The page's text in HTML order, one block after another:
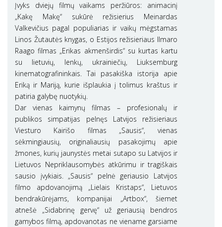
Įvyks dviejų filmų vaikams peržiūros: animacinį
„Kakę Makę“ sukūrė režisierius Meinardas
Valkevičius pagal populiarias ir vaikų mėgstamas
Linos Žutautės knygas, o Estijos režisieriaus Ilmaro
Raago filmas „Erikas akmenširdis“ su kurtas kartu
su lietuvių, lenkų, ukrainiečių, Liuksemburg
kinematografininkais. Tai pasakiška istorija apie
Eriką ir Mariją, kurie išplaukia į tolimus kraštus ir
patiria galybę nuotykių.
Dar vienas kaimynų filmas – profesionalų ir
publikos simpatijas pelnęs Latvijos režisieriaus
Viesturo Kairišo filmas „Sausis“, vienas
sėkmingiausių, originaliausių pasakojimų apie
žmones, kurių jaunystės metai sutapo su Latvijos ir
Lietuvos Nepriklausomybės atkūrimu ir tragiškais
sausio įvykiais. „Sausis“ pelnė geriausio Latvijos
filmo apdovanojimą „Lielais Kristaps“, Lietuvos
bendrakūrėjams, kompanijai „Artbox“, šiemet
atnešė „Sidabrinę gervę“ už geriausią bendros
gamybos filmą, apdovanotas ne viename garsiame